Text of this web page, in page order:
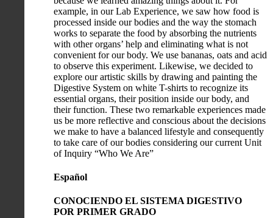
example, in our Lab Experience, we saw how food is
processed inside our bodies and the way the stomach
works to separate the food by absorbing the nutrients
with other organs’ help and eliminating what is not
convenient for our body. We use bananas, oats and acid
to observe this experiment. Likewise, we decided to
explore our artistic skills by drawing and painting the
Digestive System on white T-shirts to recognize its
essential organs, their position inside our body, and
their function. These two remarkable experiences made
us be more reflective and conscious about the decisions
we make to have a balanced lifestyle and consequently
to take care of our bodies considering our current Unit
of Inquiry “Who We Are”
Español
CONOCIENDO EL SISTEMA DIGESTIVO
POR PRIMER GRADO